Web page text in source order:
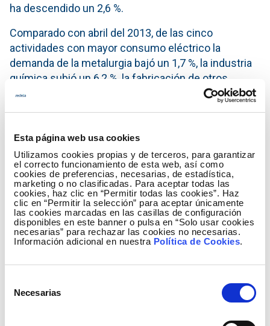
Esta página web usa cookies
Utilizamos cookies propias y de terceros, para garantizar
el correcto funcionamiento de esta web, así como
cookies de preferencias, necesarias, de estadística,
marketing o no clasificadas. Para aceptar todas las
cookies, haz clic en “Permitir todas las cookies”. Haz
clic en “Permitir la selección” para aceptar únicamente
las cookies marcadas en las casillas de configuración
disponibles en este banner o pulsa en “Solo usar cookies
necesarias” para rechazar las cookies no necesarias.
Información adicional en nuestra Política de Cookies.
Necesarias
ha descendido un 2,6 %.
Comparado con abril del 2013, de las cinco
actividades con mayor consumo eléctrico la
demanda de la metalurgia bajó un 1,7 %, la industria
química subió un 6,2 %, la fabricación de otros
productos minerales no metálicos aumentó un 17,1
crecimiento del consumo de las grandes empresas
han sido: la fabricación de otros productos
minerales no metálicos con un aumento del 17,1%,
la captación, depuración y distribución de agua (18
%), la industria química (6,2 %), el transporte
terrestre y por tubería (11,7 %) y la agricultura,
una de las actividades económicas se pueden